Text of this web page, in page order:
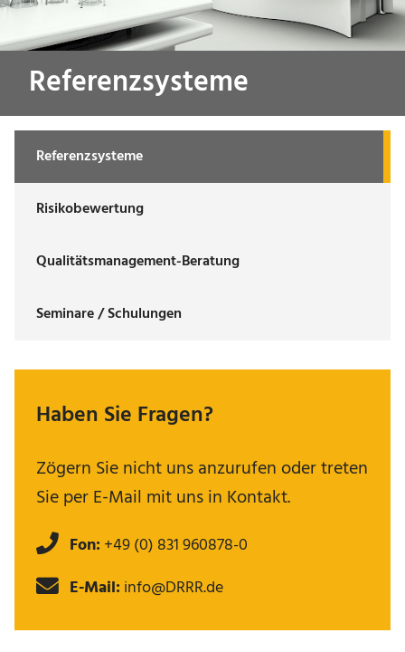
Referenzsysteme
Referenzsysteme
Risikobewertung
Qualitäts­management-Beratung
Seminare / Schulungen
Haben Sie Fragen?
Zögern Sie nicht uns anzurufen oder treten
Sie per E-Mail mit uns in Kontakt.
Fon: +49 (0) 831 960878-0
E-Mail: info@DRRR.de